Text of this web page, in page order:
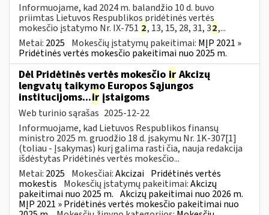
Informuojame, kad 2024 m. balandžio 10 d. buvo
priimtas Lietuvos Respublikos pridėtinės vertės
mokesčio įstatymo Nr. IX-751 2, 13, 15, 28, 31, 32,...
Metai: 2025 Mokesčių įstatymų pakeitimai: MĮP 2021 »
Pridėtinės vertės mokesčio pakeitimai nuo 2025 m.
Dėl Pridėtinės vertės mokesčio ir Akcizų
lengvatų taikymo Europos Sąjungos
institucijoms...ir įstaigoms
Web turinio sąrašas 2025-12-22
Informuojame, kad Lietuvos Respublikos finansų
ministro 2025 m. gruodžio 18 d. įsakymu Nr. 1K-307[1]
(toliau - Įsakymas) kurį galima rasti čia, nauja redakcija
išdėstytas Pridėtinės vertės mokesčio...
Metai: 2025 Mokesčiai:Akcizai Pridėtinės vertės
mokestis Mokesčių įstatymų pakeitimai:Akcizų
pakeitimai nuo 2025 m. Akcizų pakeitimai nuo 2026 m.
MĮP 2021 » Pridėtinės vertės mokesčio pakeitimai nuo